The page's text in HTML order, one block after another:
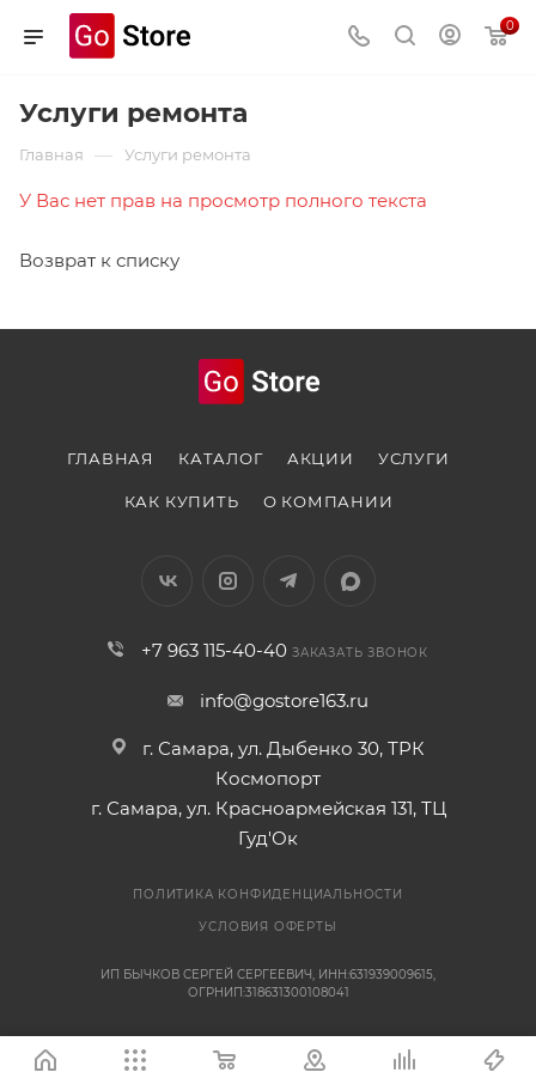
0
Услуги ремонта
Главная — Услуги ремонта
У Вас нет прав на просмотр полного текста
Возврат к списку
ГЛАВНАЯ КАТАЛОГ АКЦИИ УСЛУГИ
КАК КУПИТЬ О КОМПАНИИ
+7 963 115-40-40 ЗАКАЗАТЬ ЗВОНОК
info@gostore163.ru
г. Самара, ул. Дыбенко 30, ТРК
Космопорт
г. Самара, ул. Красноармейская 131, ТЦ
Гуд'Ок
ПОЛИТИКА КОНФИДЕНЦИАЛЬНОСТИ
УСЛОВИЯ ОФЕРТЫ
ИП БЫЧКОВ СЕРГЕЙ СЕРГЕЕВИЧ, ИНН:631939009615,
ОГРНИП:318631300108041